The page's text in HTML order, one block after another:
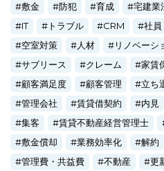
敷金
防犯 育成 宅建業
IT
トラブル CRM 社員
空室対策
人材 リノベーシ
サブリース
クレーム 家賃
顧客満足度
顧客管理 立ち
管理会社
賃貸借契約 内見
集客
賃貸不動産経営管理士
敷金償却
業務効率化 解約
管理費・共益費
不動産 更